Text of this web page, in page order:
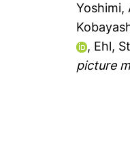
Yoshimi,
, Ehl,
picture